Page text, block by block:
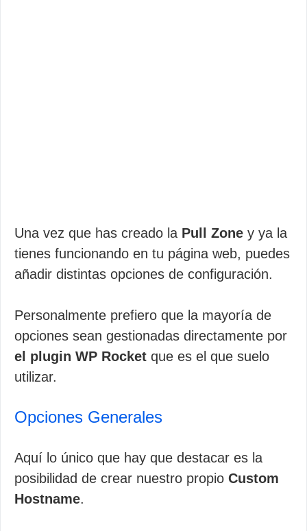
Una vez que has creado la Pull Zone y ya la
tienes funcionando en tu página web, puedes
añadir distintas opciones de configuración.
Personalmente prefiero que la mayoría de
opciones sean gestionadas directamente por
el plugin WP Rocket que es el que suelo
utilizar.
Opciones Generales
Aquí lo único que hay que destacar es la
posibilidad de crear nuestro propio Custom
Hostname.